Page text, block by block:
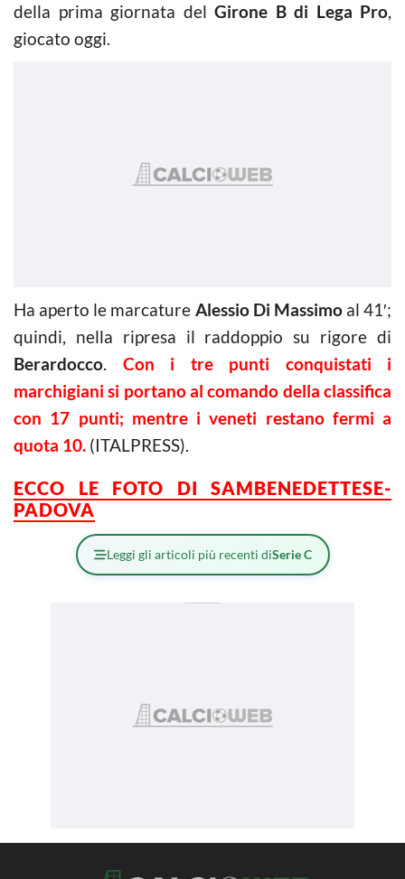
della prima giornata del Girone B di Lega Pro,
giocato oggi.
Ha aperto le marcature Alessio Di Massimoal 41′;
quindi, nella ripresa il raddoppio su rigore di
Berardocco. Con i tre punti conquistati i
marchigiani si portano al comando della classifica
con 17 punti; mentre i veneti restano fermi a
quota 10. (ITALPRESS).
ECCO LE FOTO DI SAMBENEDETTESE-
PADOVA
Leggi gli articoli più recenti diSerie C